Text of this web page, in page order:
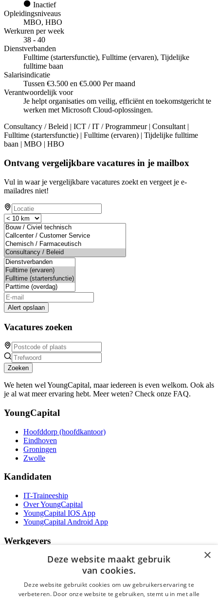
Inactief
Opleidingsniveaus
MBO, HBO
Werkuren per week
38 - 40
Dienstverbanden
Fulltime (startersfunctie), Fulltime (ervaren), Tijdelijke
fulltime baan
Salarisindicatie
Tussen €3.500 en €5.000 Per maand
Verantwoordelijk voor
Je helpt organisaties om veilig, efficiënt en toekomstgericht te
werken met Microsoft Cloud-oplossingen.
Consultancy / Beleid | ICT / IT / Programmeur | Consultant |
Fulltime (startersfunctie) | Fulltime (ervaren) | Tijdelijke fulltime
baan | MBO | HBO
Ontvang vergelijkbare vacatures in je mailbox
Vul in waar je vergelijkbare vacatures zoekt en vergeet je e-
mailadres niet!
Alert opslaan
Vacatures zoeken
Zoeken
We heten wel YoungCapital, maar iedereen is even welkom. Ook als
je al wat meer ervaring hebt. Meer weten? Check onze FAQ.
YoungCapital
Hoofddorp (hoofdkantoor)
Eindhoven
Groningen
Zwolle
Kandidaten
IT-Traineeship
Over YoungCapital
YoungCapital IOS App
YoungCapital Android App
Werkgevers
Het concept
Contractvormen
Brochure aanvragen
×
Deze website maakt gebruik
van cookies.
Deze website gebruikt cookies om uw gebruikerservaring te
verbeteren. Door onze website te gebruiken, stemt u in met alle